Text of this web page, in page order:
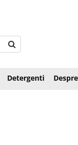
Detergenti